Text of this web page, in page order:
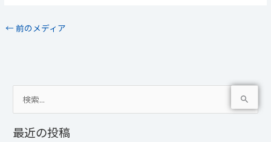
←前のメディア
索
対
最近の投稿